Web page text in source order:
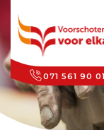
071 561 90 01